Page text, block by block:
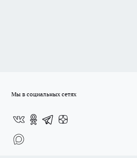
Мы в социальных сетях